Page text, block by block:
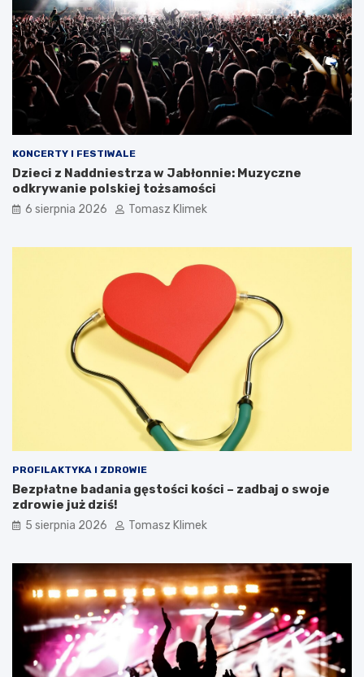
KONCERTY I FESTIWALE
Dzieci z Naddniestrza w Jabłonnie: Muzyczne
odkrywanie polskiej tożsamości
6 sierpnia 2026 Tomasz Klimek
PROFILAKTYKA I ZDROWIE
Bezpłatne badania gęstości kości – zadbaj o swoje
zdrowie już dziś!
5 sierpnia 2026 Tomasz Klimek